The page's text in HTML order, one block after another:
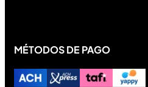
MÉTODOS DE PAGO